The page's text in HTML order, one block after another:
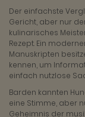
Der einfachste
Gericht, aber nur
kulinarisches
Rezept. Ein
Manuskripten
kennen, um
einfach nutzlose
Barden kannten
eine Stimme, aber
Geheimnis der